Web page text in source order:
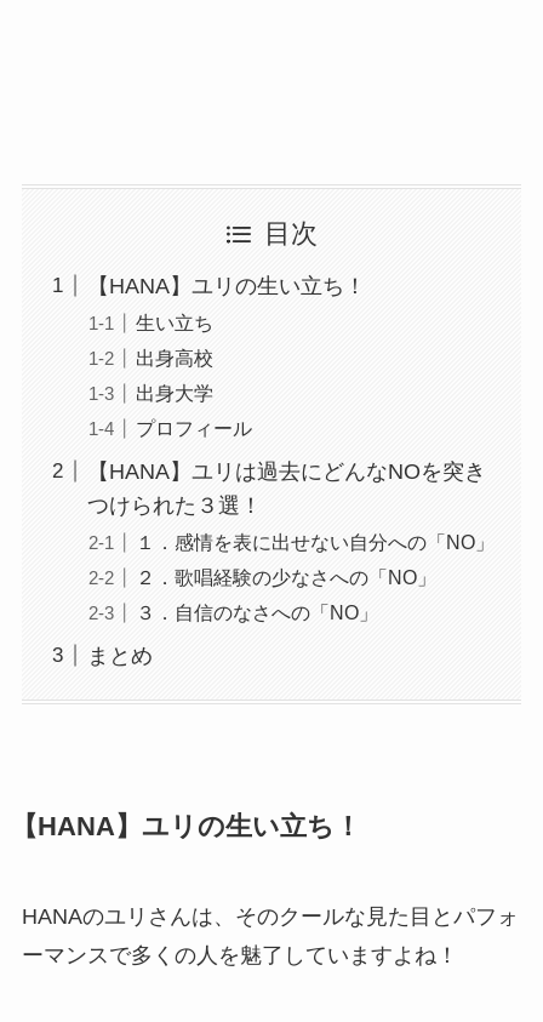
目次
【HANA】ユリの生い立ち！
生い立ち
出身高校
出身大学
プロフィール
【HANA】ユリは過去にどんなNOを突き
つけられた３選！
１．感情を表に出せない自分への「NO」
２．歌唱経験の少なさへの「NO」
３．自信のなさへの「NO」
まとめ
【HANA】ユリの生い立ち！
HANAのユリさんは、そのクールな見た目とパフォ
ーマンスで多くの人を魅了していますよね！